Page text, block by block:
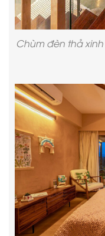
Chùm đèn thả